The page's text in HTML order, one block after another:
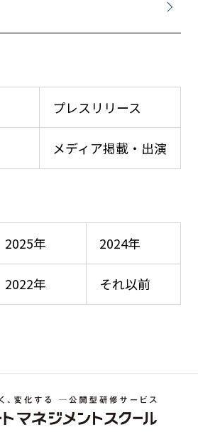
プレスリリース
メディア掲載・出演
2025年 2024年
2022年 それ以前